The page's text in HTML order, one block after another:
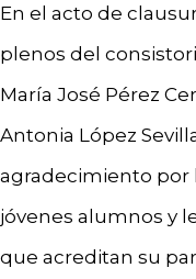
En el acto de
plenos del
María José Pérez
Antonia López
agradecimiento por
jóvenes alumnos y
que acreditan su